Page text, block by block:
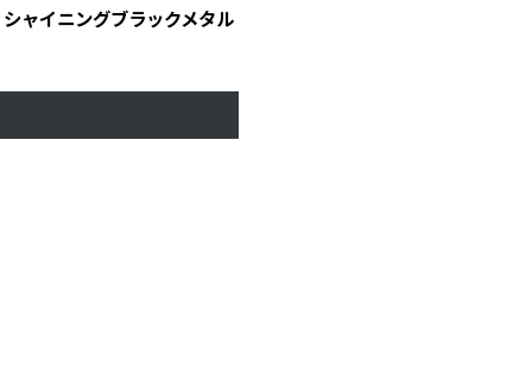
ャイニングブラックメタル